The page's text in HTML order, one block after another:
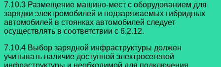
7.10.3 Размещение машино-мест с оборудованием для
зарядки электромобилей и подзаряжаемых гибридных
автомобилей в стоянках автомобилей следует
осуществлять в соответствии с 6.2.12.
7.10.4 Выбор зарядной инфраструктуры должен
учитывать наличие доступной электросетевой